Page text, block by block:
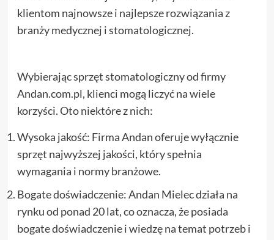
klientom najnowsze i najlepsze rozwiązania z
branży medycznej i stomatologicznej.
Wybierając sprzęt stomatologiczny od firmy
Andan.com.pl, klienci mogą liczyć na wiele
korzyści. Oto niektóre z nich:
Wysoka jakość: Firma Andan oferuje wyłącznie
sprzęt najwyższej jakości, który spełnia
wymagania i normy branżowe.
Bogate doświadczenie: Andan Mielec działa na
rynku od ponad 20 lat, co oznacza, że posiada
bogate doświadczenie i wiedzę na temat potrzeb i